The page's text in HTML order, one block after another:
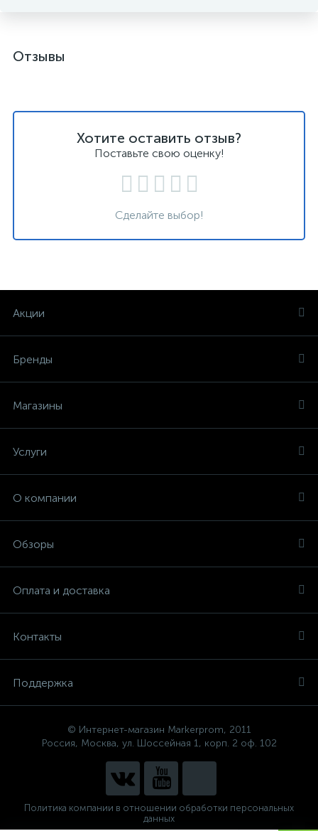
Отзывы
Хотите оставить отзыв?
Поставьте свою оценку!
Сделайте выбор!
Акции
Бренды
Магазины
Услуги
О компании
Обзоры
Оплата и доставка
Контакты
Поддержка
© Интернет-магазин Markerprom, 2011
Россия, Москва, ул. Шоссейная 1, корп. 2 оф. 102
Политика компании в отношении обработки персональных
данных